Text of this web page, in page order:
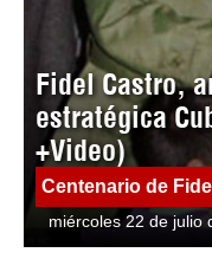
Fidel Castro,
estratégica
+Video)
Centenario de Fidel
miércoles 22 de julio